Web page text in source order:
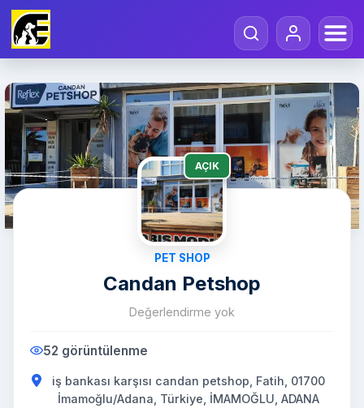
AÇIK
PET SHOP
Candan Petshop
Değerlendirme yok
52 görüntülenme
iş bankası karşısı candan petshop, Fatih, 01700
İmamoğlu/Adana, Türkiye, İMAMOĞLU, ADANA